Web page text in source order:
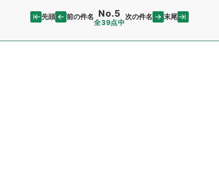
先頭 前の件名 No.5
全39点中
次の件名 末尾